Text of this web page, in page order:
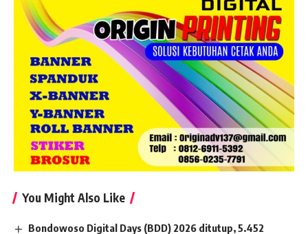
You Might Also Like
Bondowoso Digital Days (BDD) 2026 ditutup, 5.452